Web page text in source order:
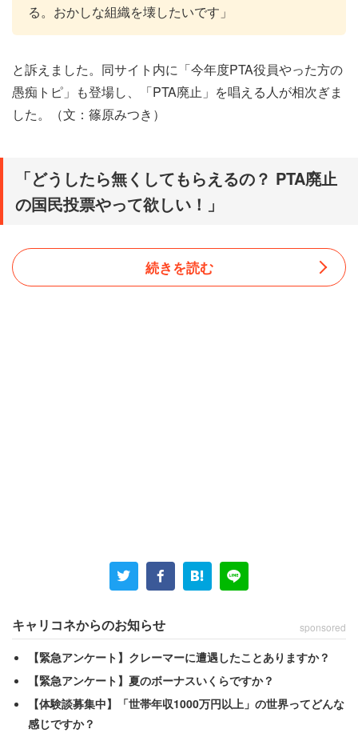
る。おかしな組織を壊したいです」
と訴えました。同サイト内に「今年度PTA役員やった方の
愚痴トピ」も登場し、「PTA廃止」を唱える人が相次ぎま
した。（文：篠原みつき）
「どうしたら無くしてもらえるの？ PTA廃止
の国民投票やって欲しい！」
人に付き1回は役員をやること」「フルタイム勤務でもひ
多くの保護者を縛り付けています。
スレッドには不満が噴出していました。
「役員の仕事のために自分の子供を放置することに
続きを読む
キャリコネからのお知らせ sponsored
【緊急アンケート】クレーマーに遭遇したことありますか？
【緊急アンケート】夏のボーナスいくらですか？
【体験談募集中】「世帯年収1000万円以上」の世界ってどんな
感じですか？